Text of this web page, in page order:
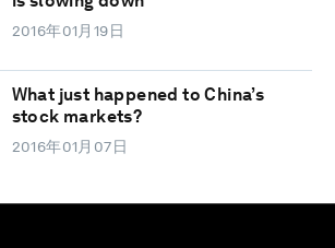
2016年01月19日
What just happened to China’s
stock markets?
2016年01月07日